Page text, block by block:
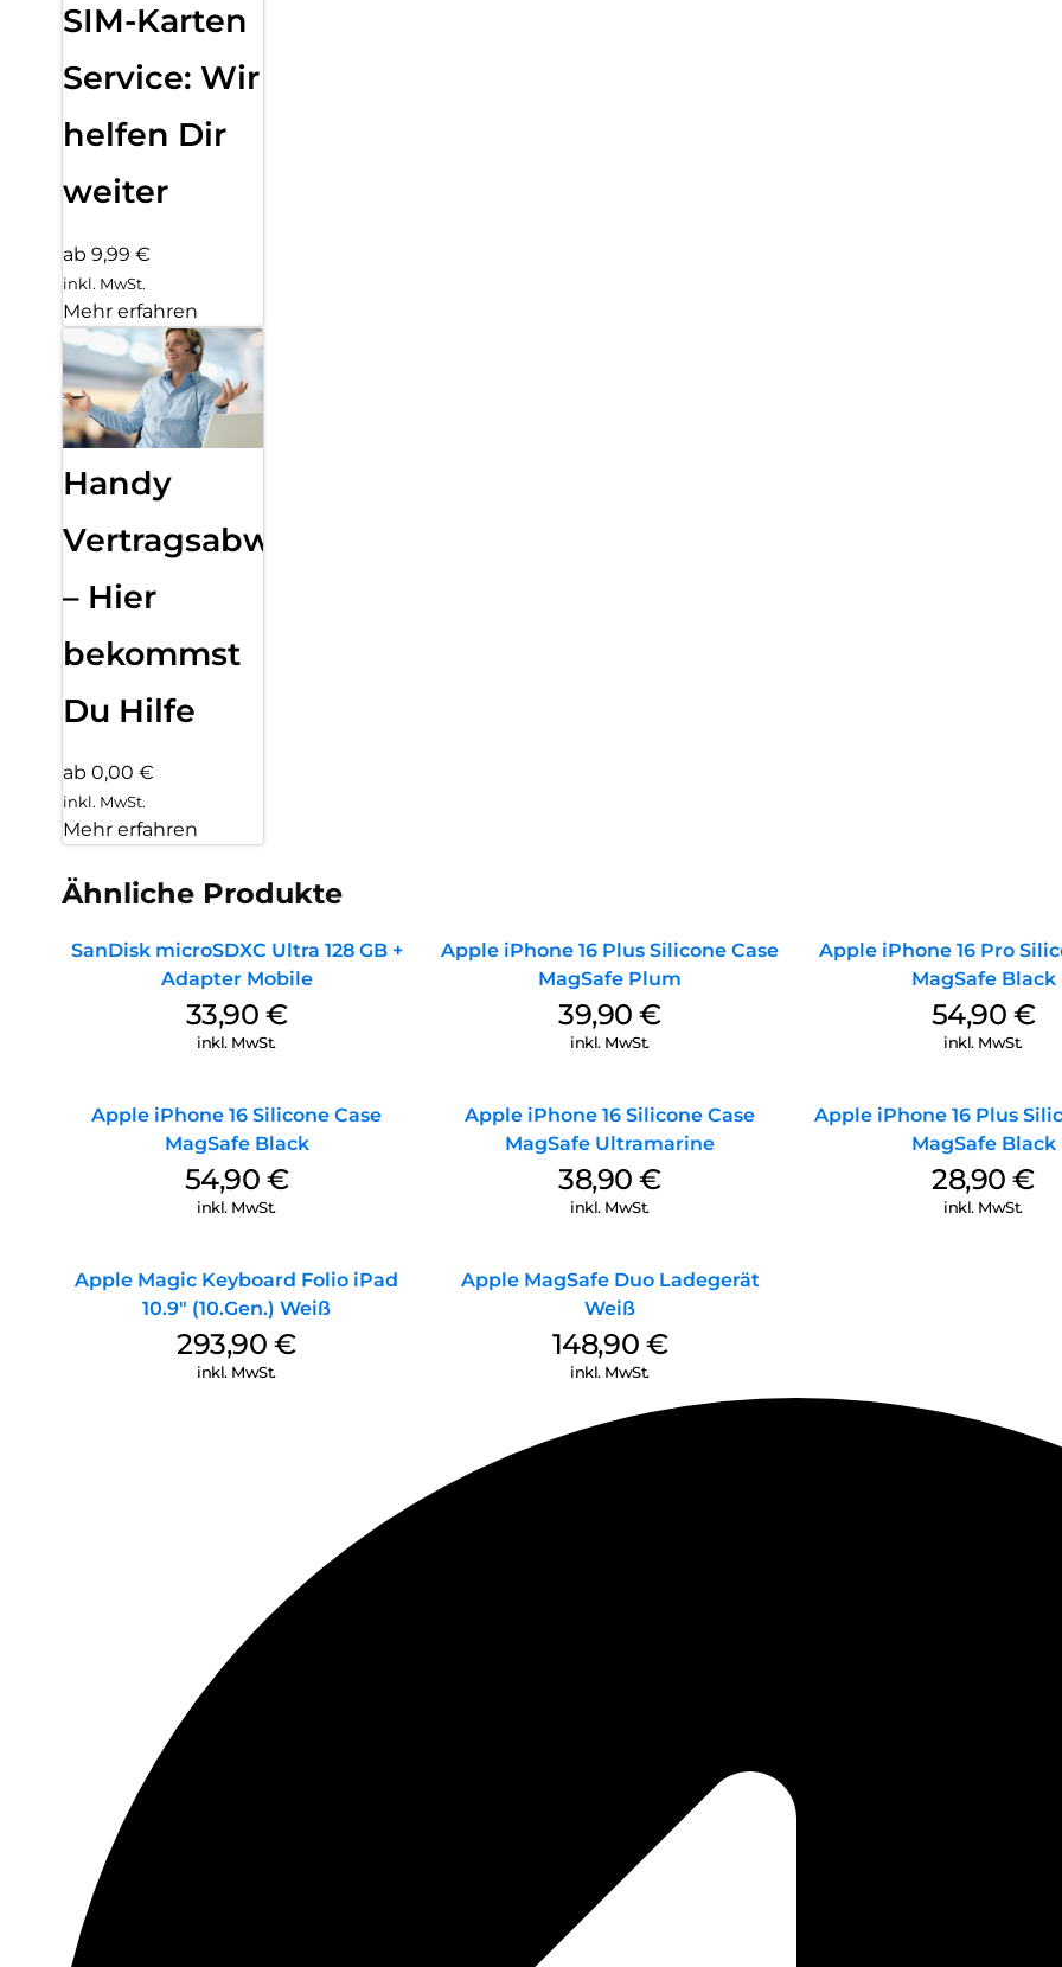
SIM-Karten
Service: Wir
helfen Dir
weiter
ab 9,99 €
inkl. MwSt.
Mehr erfahren
Handy
Vertragsabwicklung
– Hier
bekommst
Du Hilfe
ab 0,00 €
inkl. MwSt.
Mehr erfahren
Ähnliche Produkte
SanDisk microSDXC Ultra 128 GB +
Adapter Mobile
33,90 €
inkl. MwSt.
Apple iPhone 16 Plus Silicone Case
MagSafe Plum
39,90€
inkl. MwSt.
Apple iPhone 16 Pro
MagSafe Black
54,90 €
inkl. MwSt.
Apple iPhone 16 Silicone Case
MagSafe Black
54,90 €
inkl. MwSt.
Apple iPhone 16 Silicone Case
MagSafe Ultramarine
38,90€
inkl. MwSt.
Apple iPhone 16 Plus
MagSafe Black
28,90€
inkl. MwSt.
Apple Magic Keyboard Folio iPad
10.9″ (10.Gen.) Weiß
293,90€
inkl. MwSt.
Apple MagSafe Duo Ladegerät
Weiß
148,90 €
inkl. MwSt.